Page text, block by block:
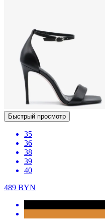
Быстрый просмотр
35
36
38
39
40
489 BYN